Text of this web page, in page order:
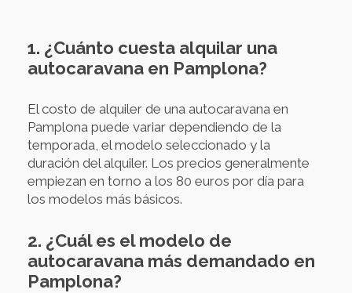
1. ¿Cuánto cuesta alquilar una
autocaravana en Pamplona?
El costo de alquiler de una autocaravana en
Pamplona puede variar dependiendo de la
temporada, el modelo seleccionado y la
duración del alquiler. Los precios generalmente
empiezan en torno a los 80 euros por día para
los modelos más básicos.
2. ¿Cuál es el modelo de
autocaravana más demandado en
Pamplona?